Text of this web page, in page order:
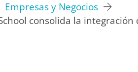
Empresas y Negocios
consolida la